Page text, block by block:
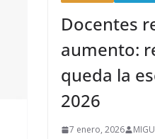
Docentes
aumento:
queda la
2026
7 enero, 2026